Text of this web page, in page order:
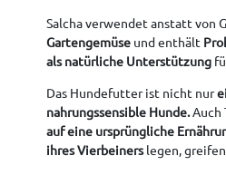
Salcha verwendet anstatt von
Gartengemüse und enthält
als natürliche Unterstützung
Das Hundefutter ist nicht nur
nahrungssensible Hunde.Auch
auf eine ursprüngliche
ihres Vierbeinerslegen,